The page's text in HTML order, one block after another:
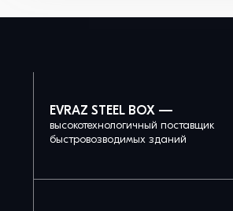
EVRAZ STEEL BOX —
высокотехнологичный поставщик
быстровозводимых зданий